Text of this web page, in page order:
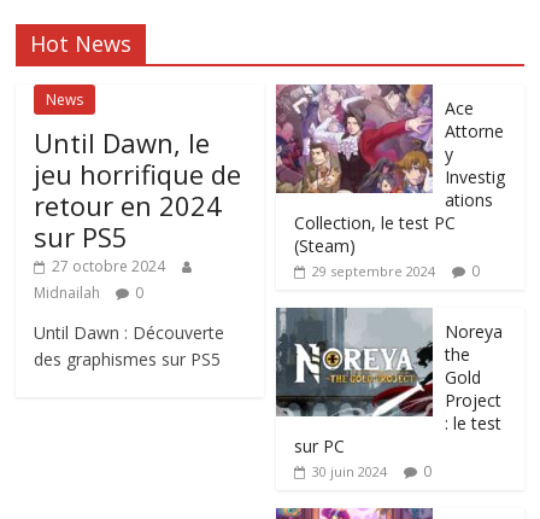
Hot News
News
Until Dawn, le
jeu horrifique de
retour en 2024
sur PS5
27 octobre 2024
Midnailah
0
Until Dawn : Découverte
des graphismes sur PS5
Ace
Attorne
y
Investig
ations
Collection, le test PC
(Steam)
29 septembre 2024 0
Noreya
the
Gold
Project
: le test
sur PC
30 juin 2024 0